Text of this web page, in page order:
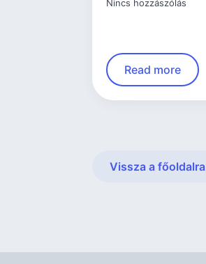
Nincs hozzászólás
Read more
Vissza a főoldalra